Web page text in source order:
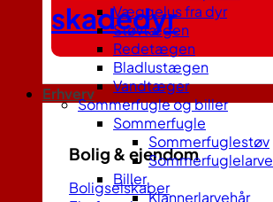
skadedyr
Erhverv
Bolig & ejendom
Boligselskaber
Væggelus fra dyr
Støvtægen
Redetægen
Bladlustægen
Vandtæger
Sommerfugle og biller
Sommerfugle
Sommerfuglestøv
Biller
Klannerlarvehår